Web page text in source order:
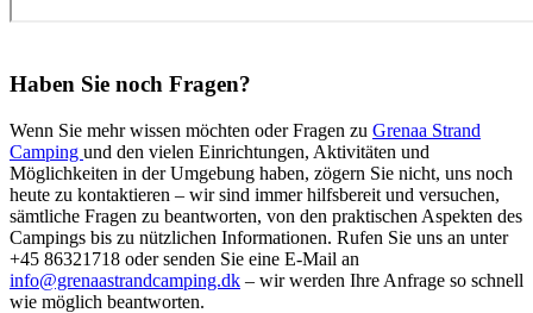
Haben Sie noch Fragen?
Wenn Sie mehr wissen möchten oder Fragen zu Grenaa Strand
Camping und den vielen Einrichtungen, Aktivitäten und
Möglichkeiten in der Umgebung haben, zögern Sie nicht, uns noch
heute zu kontaktieren – wir sind immer hilfsbereit und versuchen,
sämtliche Fragen zu beantworten, von den praktischen Aspekten des
Campings bis zu nützlichen Informationen. Rufen Sie uns an unter
+45 86321718 oder senden Sie eine E-Mail an
info@grenaastrandcamping.dk – wir werden Ihre Anfrage so schnell
wie möglich beantworten.